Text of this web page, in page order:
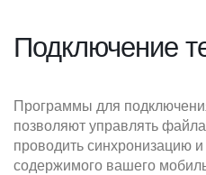
Подключение
Программы для
позволяют управлять
проводить синхронизацию
содержимого вашего